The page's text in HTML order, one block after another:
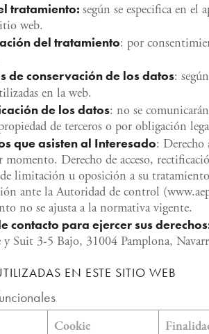
tratamiento: según se especifica en el
web.
del tratamiento: por
de conservación de los datos:
en la web.
de los datos: no se
de terceros o por obligación
que asisten al Interesado:
momento. Derecho de acceso,
limitación u oposición a su
ante la Autoridad de control
no se ajusta a la normativa vigente.
contacto para ejercer sus
Suit 3-5 Bajo, 31004 Pamplona,
EN ESTE SITIO WEB
Cookie